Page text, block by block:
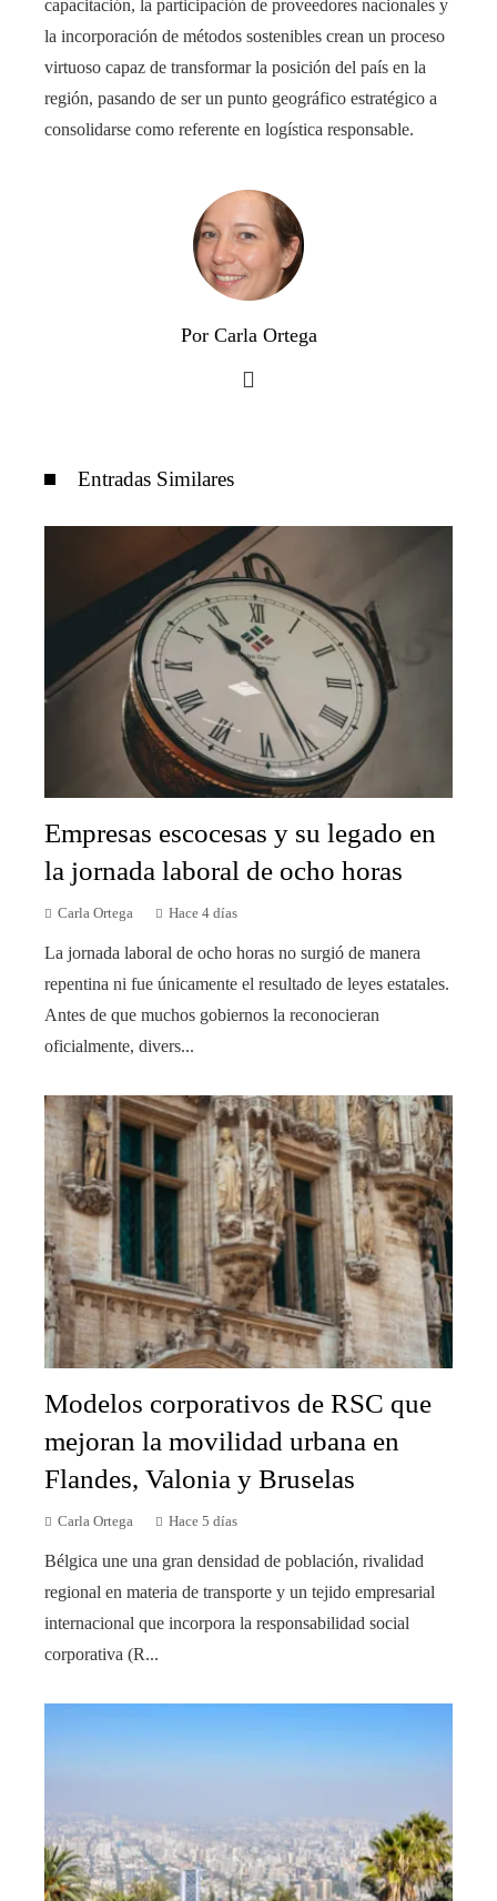
capacitación, la participación de proveedores nacionales y
la incorporación de métodos sostenibles crean un proceso
virtuoso capaz de transformar la posición del país en la
región, pasando de ser un punto geográfico estratégico a
consolidarse como referente en logística responsable.
Por Carla Ortega
Entradas Similares
Empresas escocesas y su legado en
la jornada laboral de ocho horas
Carla Ortega Hace 4 días
La jornada laboral de ocho horas no surgió de manera
repentina ni fue únicamente el resultado de leyes estatales.
Antes de que muchos gobiernos la reconocieran
oficialmente, divers...
Modelos corporativos de RSC que
mejoran la movilidad urbana en
Flandes, Valonia y Bruselas
Carla Ortega Hace 5 días
Bélgica une una gran densidad de población, rivalidad
regional en materia de transporte y un tejido empresarial
internacional que incorpora la responsabilidad social
corporativa (R...